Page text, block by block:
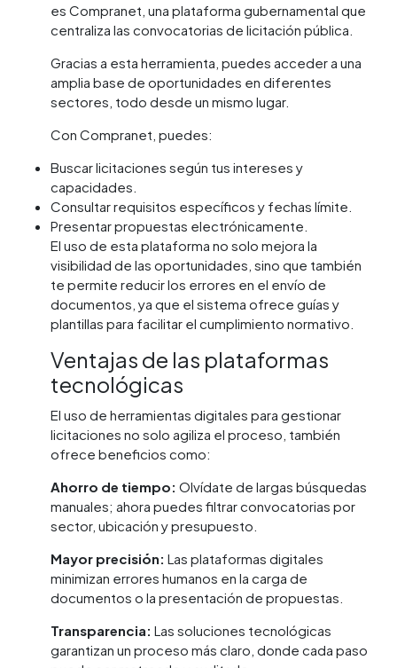
es Compranet, una plataforma gubernamental que
centraliza las convocatorias de licitación pública.
Gracias a esta herramienta, puedes acceder a una
amplia base de oportunidades en diferentes
sectores, todo desde un mismo lugar.
Con Compranet, puedes:
Buscar licitaciones según tus intereses y
capacidades.
Consultar requisitos específicos y fechas límite.
Presentar propuestas electrónicamente.
El uso de esta plataforma no solo mejora la
visibilidad de las oportunidades, sino que también
te permite reducir los errores en el envío de
documentos, ya que el sistema ofrece guías y
plantillas para facilitar el cumplimiento normativo.
Ventajas de las plataformas
tecnológicas
El uso de herramientas digitales para gestionar
licitaciones no solo agiliza el proceso, también
ofrece beneficios como:
Ahorro de tiempo: Olvídate de largas búsquedas
manuales; ahora puedes filtrar convocatorias por
sector, ubicación y presupuesto.
Mayor precisión: Las plataformas digitales
minimizan errores humanos en la carga de
documentos o la presentación de propuestas.
Transparencia:Las soluciones tecnológicas
garantizan un proceso más claro, donde cada paso